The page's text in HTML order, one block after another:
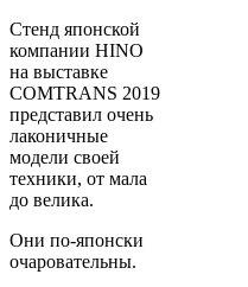
Стенд японской
компании HINO
на выставке
COMTRANS 2019
представил очень
лаконичные
модели своей
техники, от мала
до велика.
Они по-японски
очаровательны.